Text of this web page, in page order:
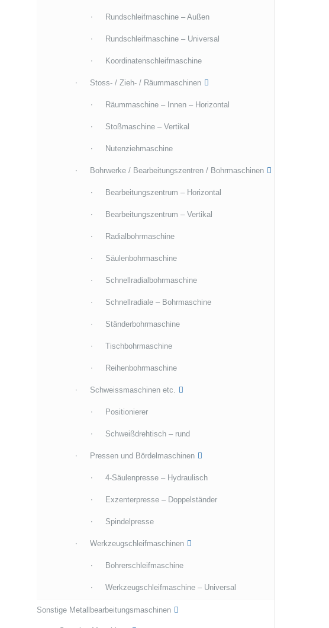
Rundschleifmaschine – Außen
Rundschleifmaschine – Universal
Koordinatenschleifmaschine
Stoss- / Zieh- / Räummaschinen
Räummaschine – Innen – Horizontal
Stoßmaschine – Vertikal
Nutenziehmaschine
Bohrwerke / Bearbeitungszentren / Bohrmaschinen
Bearbeitungszentrum – Horizontal
Bearbeitungszentrum – Vertikal
Radialbohrmaschine
Säulenbohrmaschine
Schnellradialbohrmaschine
Schnellradiale – Bohrmaschine
Ständerbohrmaschine
Tischbohrmaschine
Reihenbohrmaschine
Schweissmaschinen etc.
Positionierer
Schweißdrehtisch – rund
Pressen und Bördelmaschinen
4-Säulenpresse – Hydraulisch
Exzenterpresse – Doppelständer
Spindelpresse
Werkzeugschleifmaschinen
Bohrerschleifmaschine
Werkzeugschleifmaschine – Universal
Sonstige Metallbearbeitungsmaschinen